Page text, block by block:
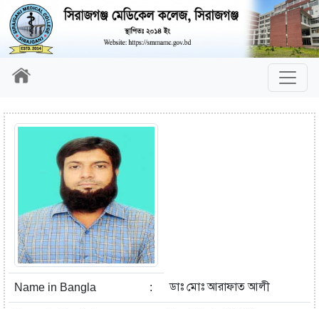
Name in Bangla : ডাঃ মোঃ আরাফাত আলী